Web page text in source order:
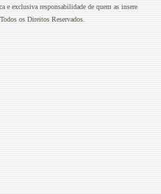
e exclusiva responsabilidade de quem as insere
os Direitos Reservados.